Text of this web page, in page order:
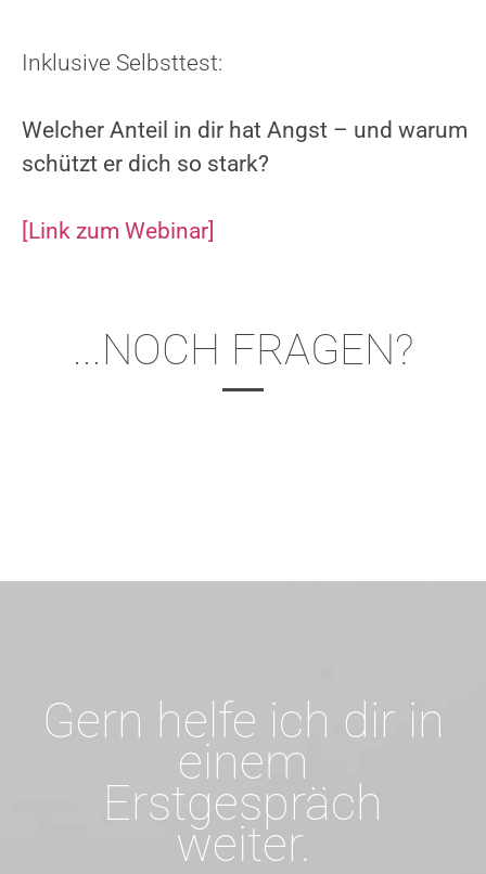
Inklusive Selbsttest:
Welcher Anteil in dir hat Angst – und warum
schützt er dich so stark?
[Link zum Webinar]
...NOCH FRAGEN?
Gern helfe ich dir in
einem
Erstgespräch
weiter.